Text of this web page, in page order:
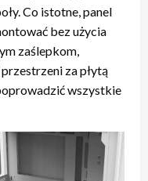
Co istotne, panel
bez użycia
zaślepkom,
za płytą
wszystkie